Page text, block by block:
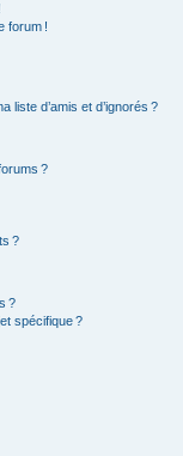
forum !
liste d’amis et d’ignorés ?
?
?
?
spécifique ?